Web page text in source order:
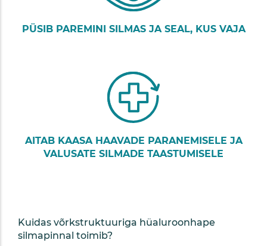
PÜSIB PAREMINI SILMAS JA SEAL, KUS VAJA
AITAB KAASA HAAVADE PARANEMISELE JA
VALUSATE SILMADE TAASTUMISELE
Kuidas võrkstruktuuriga hüaluroonhape
silmapinnal toimib?